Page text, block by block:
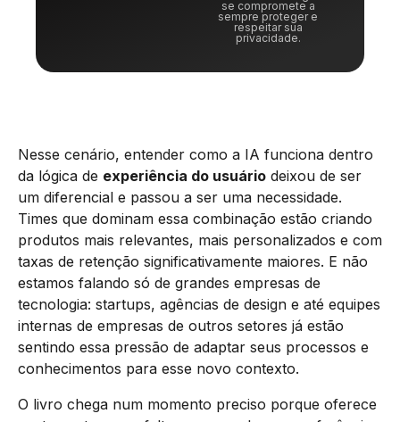
se compromete a
sempre proteger e
respeitar sua
privacidade.
Nesse cenário, entender como a IA funciona dentro
da lógica de experiência do usuário deixou de ser
um diferencial e passou a ser uma necessidade.
Times que dominam essa combinação estão criando
produtos mais relevantes, mais personalizados e com
taxas de retenção significativamente maiores. E não
estamos falando só de grandes empresas de
tecnologia: startups, agências de design e até equipes
internas de empresas de outros setores já estão
sentindo essa pressão de adaptar seus processos e
conhecimentos para esse novo contexto.
O livro chega num momento preciso porque oferece